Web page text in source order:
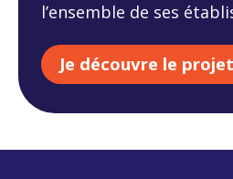
l’ensemble de ses
Je découvre le projet